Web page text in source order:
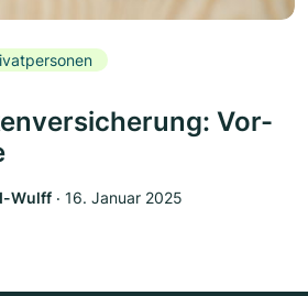
Vor-
Wulff ‧ 16. Januar 2025